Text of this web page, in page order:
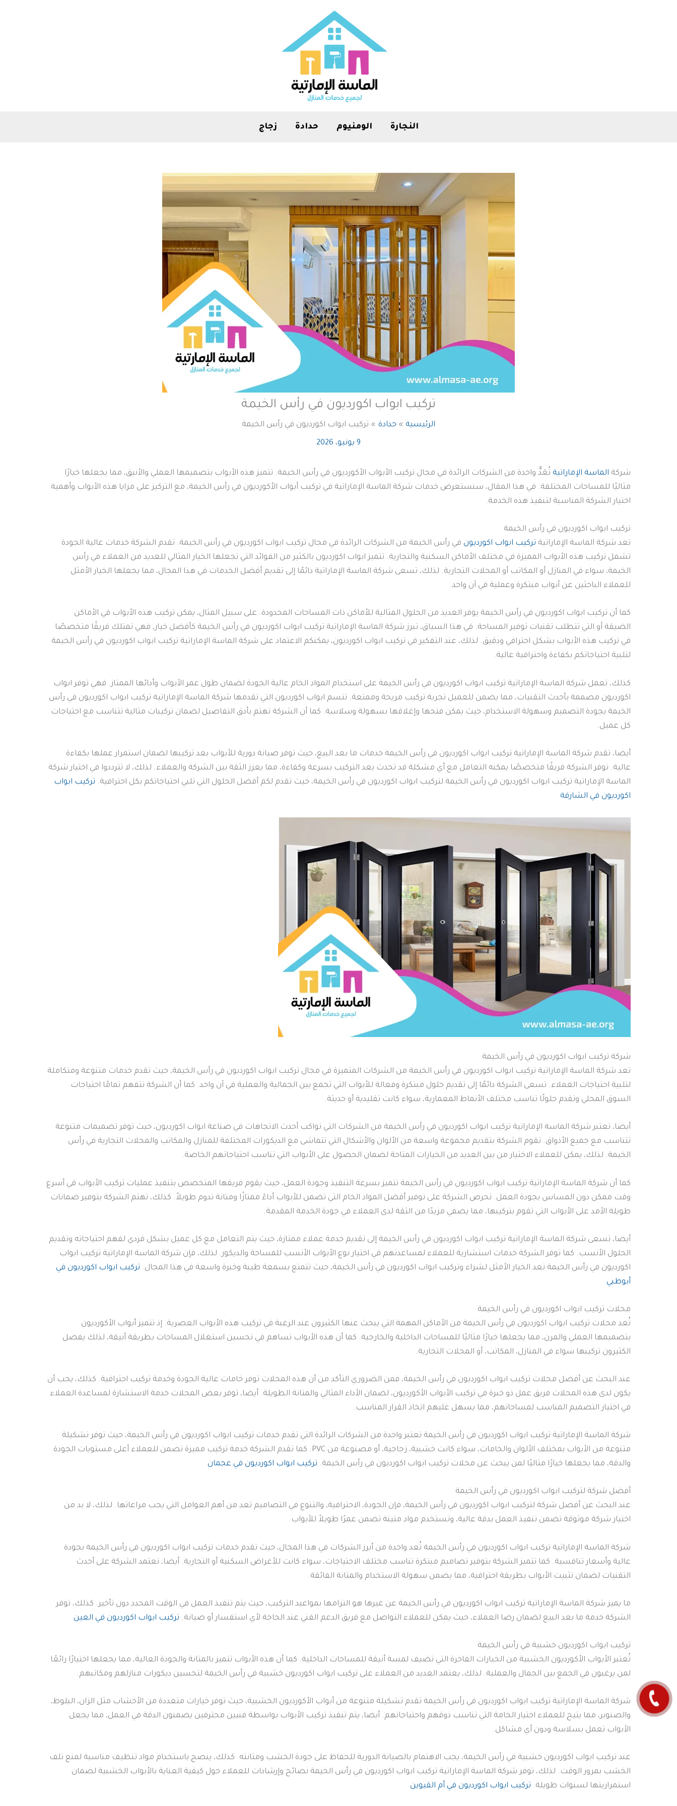
النجارة الومنيوم حدادة زجاج
تركيب ابواب اكورديون في رأس الخيمة
الرئيسية حدادة تركيب ابواب اكورديون في رأس الخيمة
9 يونيو، 2026
شركة الماسة الإماراتية تُعَدُّ واحدة من الشركات الرائدة في مجال تركيب الأبواب الأكورديون في رأس الخيمة. تتميز هذه الأبواب بتصميمها العملي والأنيق، مما يجعلها خيارًا
مثاليًا للمساحات المختلفة. في هذا المقال، سنستعرض خدمات شركة الماسة الإماراتية في تركيب أبواب الأكورديون في رأس الخيمة، مع التركيز على مزايا هذه الأبواب وأهمية
اختيار الشركة المناسبة لتنفيذ هذه الخدمة.​
تركيب ابواب اكورديون في رأس الخيمة
تعد شركة الماسة الإماراتية تركيب ابواب اكورديون في رأس الخيمة من الشركات الرائدة في مجال تركيب ابواب اكورديون في رأس الخيمة. تقدم الشركة خدمات عالية الجودة
تشمل تركيب هذه الأبواب المميزة في مختلف الأماكن السكنية والتجارية. تتميز ابواب اكورديون بالكثير من الفوائد التي تجعلها الخيار المثالي للعديد من العملاء في رأس
الخيمة، سواء في المنازل أو المكاتب أو المحلات التجارية. لذلك، تسعى شركة الماسة الإماراتية دائمًا إلى تقديم أفضل الخدمات في هذا المجال، مما يجعلها الخيار الأمثل
للعملاء الباحثين عن أبواب مبتكرة وعملية في آن واحد.
كما أن تركيب ابواب اكورديون في رأس الخيمة يوفر العديد من الحلول المثالية للأماكن ذات المساحات المحدودة. على سبيل المثال، يمكن تركيب هذه الأبواب في الأماكن
الضيقة أو التي تتطلب تقنيات توفير المساحة. في هذا السياق، تبرز شركة الماسة الإماراتية تركيب ابواب اكورديون في رأس الخيمة كأفضل خيار، فهي تمتلك فريقًا متخصصًا
في تركيب هذه الأبواب بشكل احترافي ودقيق. لذلك، عند التفكير في تركيب ابواب اكورديون، يمكنكم الاعتماد على شركة الماسة الإماراتية تركيب ابواب اكورديون في رأس الخيمة
لتلبية احتياجاتكم بكفاءة واحترافية عالية.
كذلك، تعمل شركة الماسة الإماراتية تركيب ابواب اكورديون في رأس الخيمة على استخدام المواد الخام عالية الجودة لضمان طول عمر الأبواب وأدائها الممتاز. فهي توفر ابواب
اكورديون مصممة بأحدث التقنيات، مما يضمن للعميل تجربة تركيب مريحة وممتعة. تتسم ابواب اكورديون التي تقدمها شركة الماسة الإماراتية تركيب ابواب اكورديون في رأس
الخيمة بجودة التصميم وسهولة الاستخدام، حيث يمكن فتحها وإغلاقها بسهولة وسلاسة. كما أن الشركة تهتم بأدق التفاصيل لضمان تركيبات مثالية تتناسب مع احتياجات
كل عميل.
أيضا، تقدم شركة الماسة الإماراتية تركيب ابواب اكورديون في رأس الخيمة خدمات ما بعد البيع، حيث توفر صيانة دورية للأبواب بعد تركيبها لضمان استمرار عملها بكفاءة
عالية. توفر الشركة فريقًا متخصصًا يمكنه التعامل مع أي مشكلة قد تحدث بعد التركيب بسرعة وكفاءة، مما يعزز الثقة بين الشركة والعملاء. لذلك، لا تترددوا في اختيار شركة
الماسة الإماراتية تركيب ابواب اكورديون في رأس الخيمة لتركيب ابواب اكورديون في رأس الخيمة، حيث تقدم لكم أفضل الحلول التي تلبي احتياجاتكم بكل احترافية. تركيب ابواب
اكورديون في الشارقة
شركة تركيب ابواب اكورديون في رأس الخيمة
تعد شركة الماسة الإماراتية تركيب ابواب اكورديون في رأس الخيمة من الشركات المتميزة في مجال تركيب ابواب اكورديون في رأس الخيمة، حيث تقدم خدمات متنوعة ومتكاملة
لتلبية احتياجات العملاء. تسعى الشركة دائمًا إلى تقديم حلول مبتكرة وفعالة للأبواب التي تجمع بين الجمالية والعملية في آن واحد. كما أن الشركة تتفهم تمامًا احتياجات
السوق المحلي وتقدم حلولًا تناسب مختلف الأنماط المعمارية، سواء كانت تقليدية أو حديثة.
أيضا، تعتبر شركة الماسة الإماراتية تركيب ابواب اكورديون في رأس الخيمة من الشركات التي تواكب أحدث الاتجاهات في صناعة ابواب اكورديون، حيث توفر تصميمات متنوعة
تتناسب مع جميع الأذواق. تقوم الشركة بتقديم مجموعة واسعة من الألوان والأشكال التي تتماشى مع الديكورات المختلفة للمنازل والمكاتب والمحلات التجارية في رأس
الخيمة. لذلك، يمكن للعملاء الاختيار من بين العديد من الخيارات المتاحة لضمان الحصول على الأبواب التي تناسب احتياجاتهم الخاصة.
كما أن شركة الماسة الإماراتية تركيب ابواب اكورديون في رأس الخيمة تتميز بسرعة التنفيذ وجودة العمل، حيث يقوم فريقها المتخصص بتنفيذ عمليات تركيب الأبواب في أسرع
وقت ممكن دون المساس بجودة العمل. تحرص الشركة على توفير أفضل المواد الخام التي تضمن للأبواب أداءً ممتازًا ومتانة تدوم طويلاً. كذلك، تهتم الشركة بتوفير ضمانات
طويلة الأمد على الأبواب التي تقوم بتركيبها، مما يضفي مزيدًا من الثقة لدى العملاء في جودة الخدمة المقدمة.
أيضا، تسعى شركة الماسة الإماراتية تركيب ابواب اكورديون في رأس الخيمة إلى تقديم خدمة عملاء ممتازة، حيث يتم التعامل مع كل عميل بشكل فردي لفهم احتياجاته وتقديم
الحلول الأنسب. كما توفر الشركة خدمات استشارية للعملاء لمساعدتهم في اختيار نوع الأبواب الأنسب للمساحة والديكور. لذلك، فإن شركة الماسة الإماراتية تركيب ابواب
اكورديون في رأس الخيمة تعد الخيار الأمثل لشراء وتركيب ابواب اكورديون في رأس الخيمة، حيث تتمتع بسمعة طيبة وخبرة واسعة في هذا المجال. تركيب ابواب اكورديون في
أبوظبي
محلات تركيب ابواب اكورديون في رأس الخيمة
تُعد محلات تركيب ابواب اكورديون في رأس الخيمة من الأماكن المهمة التي يبحث عنها الكثيرون عند الرغبة في تركيب هذه الأبواب العصرية. إذ تتميز أبواب الأكورديون
بتصميمها العملي والمرن، مما يجعلها خيارًا مثاليًا للمساحات الداخلية والخارجية. كما أن هذه الأبواب تساهم في تحسين استغلال المساحات بطريقة أنيقة، لذلك يفضل
الكثيرون تركيبها سواء في المنازل، المكاتب، أو المحلات التجارية.
عند البحث عن أفضل محلات تركيب ابواب اكورديون في رأس الخيمة، فمن الضروري التأكد من أن هذه المحلات توفر خامات عالية الجودة وخدمة تركيب احترافية. كذلك، يجب أن
يكون لدى هذه المحلات فريق عمل ذو خبرة في تركيب الأبواب الأكورديون، لضمان الأداء المثالي والمتانة الطويلة. أيضا، توفر بعض المحلات خدمة الاستشارة لمساعدة العملاء
في اختيار التصميم المناسب لمساحاتهم، مما يسهل عليهم اتخاذ القرار المناسب.
شركة الماسة الإماراتية تركيب ابواب اكورديون في رأس الخيمة تعتبر واحدة من الشركات الرائدة التي تقدم خدمات تركيب ابواب اكورديون في رأس الخيمة، حيث توفر تشكيلة
متنوعة من الأبواب بمختلف الألوان والخامات، سواء كانت خشبية، زجاجية، أو مصنوعة من PVC. كما تقدم الشركة خدمة تركيب مميزة تضمن للعملاء أعلى مستويات الجودة
والدقة، مما يجعلها خيارًا مثاليًا لمن يبحث عن محلات تركيب ابواب اكورديون في رأس الخيمة. تركيب ابواب اكورديون في عجمان
أفضل شركة لتركيب ابواب اكورديون في رأس الخيمة
عند البحث عن أفضل شركة لتركيب ابواب اكورديون في رأس الخيمة، فإن الجودة، الاحترافية، والتنوع في التصاميم تعد من أهم العوامل التي يجب مراعاتها. لذلك، لا بد من
اختيار شركة موثوقة تضمن تنفيذ العمل بدقة عالية، وتستخدم مواد متينة تضمن عمرًا طويلاً للأبواب.
شركة الماسة الإماراتية تركيب ابواب اكورديون في رأس الخيمة تُعد واحدة من أبرز الشركات في هذا المجال، حيث تقدم خدمات تركيب ابواب اكورديون في رأس الخيمة بجودة
عالية وأسعار تنافسية. كما تتميز الشركة بتوفير تصاميم مبتكرة تناسب مختلف الاحتياجات، سواء كانت للأغراض السكنية أو التجارية. أيضا، تعتمد الشركة على أحدث
التقنيات لضمان تثبيت الأبواب بطريقة احترافية، مما يضمن سهولة الاستخدام والمتانة الفائقة.
ما يميز شركة الماسة الإماراتية تركيب ابواب اكورديون في رأس الخيمة عن غيرها هو التزامها بمواعيد التركيب، حيث يتم تنفيذ العمل في الوقت المحدد دون تأخير. كذلك، توفر
الشركة خدمة ما بعد البيع لضمان رضا العملاء، حيث يمكن للعملاء التواصل مع فريق الدعم الفني عند الحاجة لأي استفسار أو صيانة. تركيب ابواب اكورديون في العين
تركيب ابواب اكورديون خشبية في رأس الخيمة
تُعتبر الأبواب الأكورديون الخشبية من الخيارات الفاخرة التي تضيف لمسة أنيقة للمساحات الداخلية. كما أن هذه الأبواب تتميز بالمتانة والجودة العالية، مما يجعلها اختيارًا رائعًا
لمن يرغبون في الجمع بين الجمال والعملية. لذلك، يعتمد العديد من العملاء على تركيب ابواب اكورديون خشبية في رأس الخيمة لتحسين ديكورات منازلهم ومكاتبهم.
شركة الماسة الإماراتية تركيب ابواب اكورديون في رأس الخيمة تقدم تشكيلة متنوعة من أبواب الأكورديون الخشبية، حيث توفر خيارات متعددة من الأخشاب مثل الزان، البلوط،
والصنوبر، مما يتيح للعملاء اختيار الخامة التي تناسب ذوقهم واحتياجاتهم. أيضا، يتم تنفيذ تركيب الأبواب بواسطة فنيين محترفين يضمنون الدقة في العمل، مما يجعل
الأبواب تعمل بسلاسة ودون أي مشاكل.
عند تركيب ابواب اكورديون خشبية في رأس الخيمة، يجب الاهتمام بالصيانة الدورية للحفاظ على جودة الخشب ومتانته. كذلك، ينصح باستخدام مواد تنظيف مناسبة لمنع تلف
الخشب بمرور الوقت. لذلك، توفر شركة الماسة الإماراتية تركيب ابواب اكورديون في رأس الخيمة نصائح وإرشادات للعملاء حول كيفية العناية بالأبواب الخشبية لضمان
استمراريتها لسنوات طويلة. تركيب ابواب اكورديون في أم القيوين